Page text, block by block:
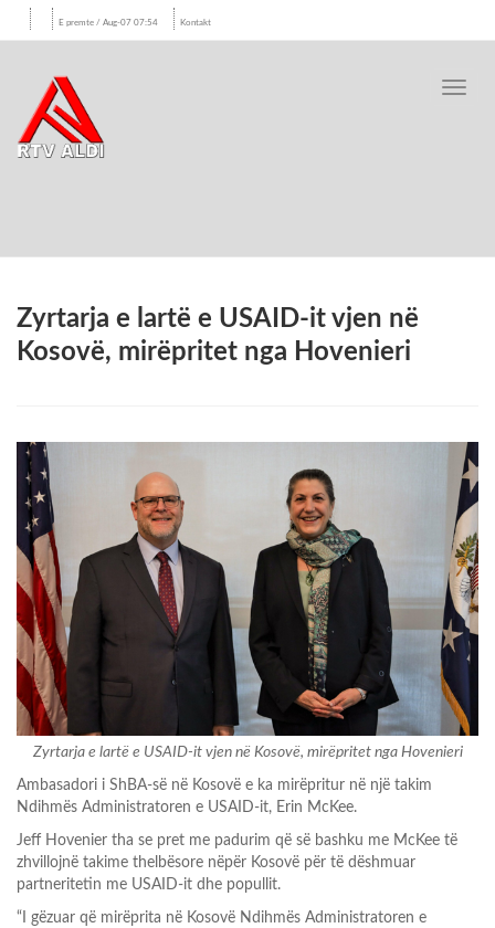
E premte / Aug-07 07:54 Kontakt
Zyrtarja e lartë e USAID-it vjen në
Kosovë, mirëpritet nga Hovenieri
Zyrtarja e lartë e USAID-it vjen në Kosovë, mirëpritet nga Hovenieri
Ambasadori i ShBA-së në Kosovë e ka mirëpritur në një takim
Ndihmës Administratoren e USAID-it, Erin McKee.
Jeff Hovenier tha se pret me padurim që së bashku me McKee të
zhvillojnë takime thelbësore nëpër Kosovë për të dëshmuar
partneritetin me USAID-it dhe popullit.
“I gëzuar që mirëprita në Kosovë Ndihmës Administratoren e